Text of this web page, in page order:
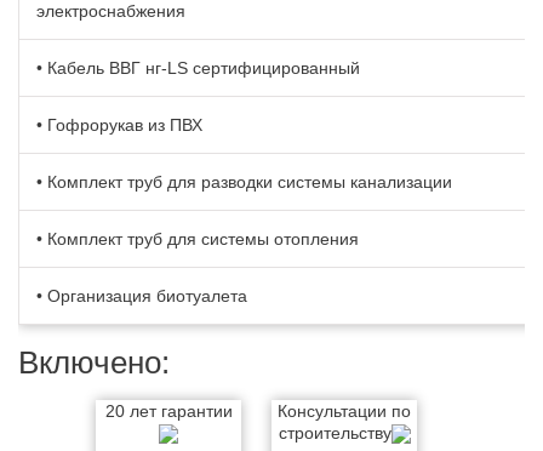
электроснабжения
• Кабель BBГ нг-LS сертифицированный
• Гофрорукав из ПВХ
• Комплект труб для разводки системы канализации
• Комплект труб для системы отопления
• Организация биотуалета
Включено:
20 лет гарантии
Консультации по
строительству